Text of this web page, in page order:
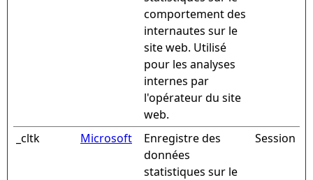
comportement des
internautes sur le
site web. Utilisé
pour les analyses
internes par
l'opérateur du site
web.
_cltk
Microsoft
Enregistre des
données
statistiques sur le
Session